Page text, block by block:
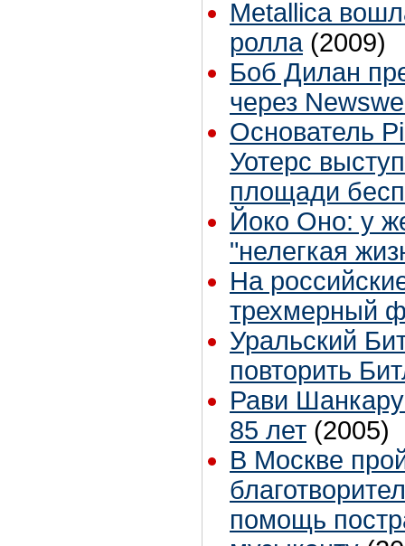
Metallica
ролла (2009)
Боб Дилан
через
Основатель
Уотерс
площади
Йоко Оно: у
"нелегкая
На
трехмерный
Уральский
повторить
Рави
85 лет (2005)
В Москве
помощь